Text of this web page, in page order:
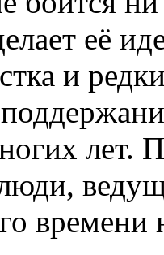
её
и
лет.
времени